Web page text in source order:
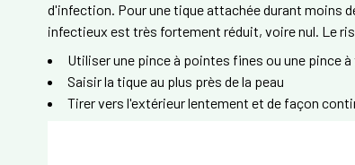
d'infection. Pour une tique attachée durant moins
infectieux est très fortement réduit, voire nul. Le
Utiliser une pince à pointes fines ou une pince
Saisir la tique au plus près de la peau
Tirer vers l'extérieur lentement et de façon